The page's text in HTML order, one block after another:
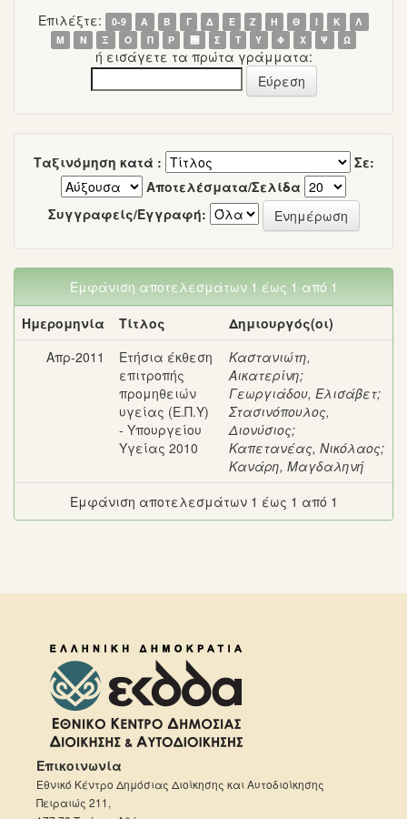
Επιλέξτε: 0-9 Α Β Γ Δ Ε Ζ Η Θ Ι Κ
Λ
Μ
Ν Ξ Ο Π Ρ ΢ Σ Τ Υ Φ Χ Ψ Ω
ή εισάγετε τα πρώτα γράμματα:
Ταξινόμηση κατά :
Σε:
Αποτελέσματα/Σελίδα
Συγγραφείς/Εγγραφή:
Εμφάνιση αποτελεσμάτων 1 έως 1 από 1
Ημερομηνία
Τίτλος
Δημιουργός(οι)
Απρ-2011
Ετήσια έκθεση
επιτροπής
προμηθειών
υγείας (Ε.Π.Υ)
- Υπουργείου
Υγείας 2010
Καστανιώτη,
Αικατερίνη;
Γεωργιάδου, Ελισάβετ;
Στασινόπουλος,
Διονύσιος;
Καπετανέας, Νικόλαος;
Κανάρη, Μαγδαληνή
Εμφάνιση αποτελεσμάτων 1 έως 1 από 1
Επικοινωνία
Εθνικό Κέντρο Δημόσιας Διοίκησης και Αυτοδιοίκησης
Πειραιώς 211,